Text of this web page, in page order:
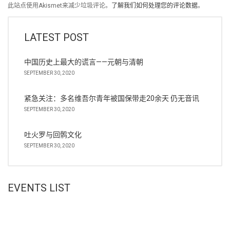
此站点使用Akismet来减少垃圾评论。 了解我们如何处理您的评论数据。
LATEST POST
中国历史上最大的谎言——元朝与清朝
SEPTEMBER 30, 2020
紧急关注：多名维吾尔青年被国保带走20余天 仍无音讯
SEPTEMBER 30, 2020
吐火罗与回鹘文化
SEPTEMBER 30, 2020
EVENTS LIST